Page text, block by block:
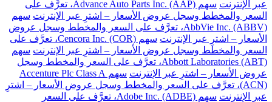
عبر الإنترنت
سهم Advance Auto Parts Inc. (AAP)، تعرَّف على
السعر والمخطط وسجل عروض الأسعار – اشترِ عبر الإنترنت سهم
AbbVie Inc. (ABBV)، تعرَّف على السعر والمخطط وسجل عروض
الأسعار – اشترِ عبر الإنترنت
سهم Cencora Inc. (COR)، تعرَّف على
السعر والمخطط وسجل عروض الأسعار – اشترِ عبر الإنترنت سهم
Abbott Laboratories (ABT)، تعرَّف على السعر والمخطط وسجل
عروض الأسعار – اشترِ عبر الإنترنت
سهم Accenture Plc Class A
(ACN)، تعرَّف على السعر والمخطط وسجل عروض الأسعار – اشترِ
عبر الإنترنت
سهم Adobe Inc. (ADBE)، تعرَّف على السعر